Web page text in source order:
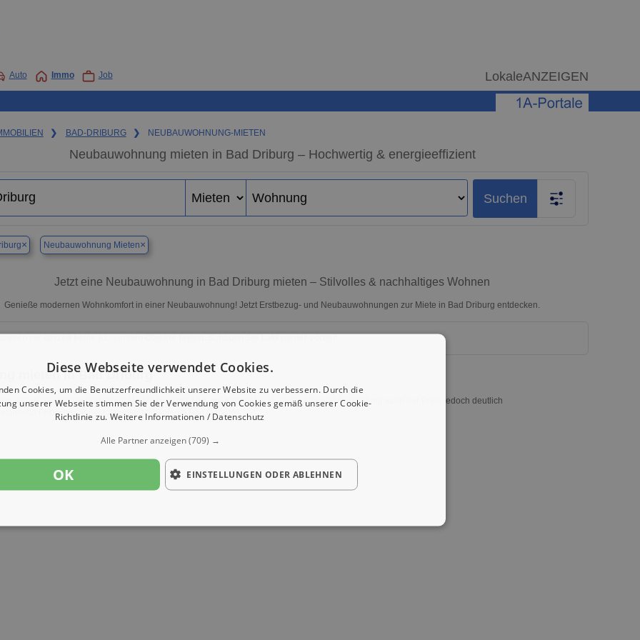
Auto Immo Job LokaleANZEIGEN
❯ BAD-DRIBURG ❯ NEUBAUWOHNUNG-MIETEN
Neubauwohnung mieten in Bad Driburg – Hochwertig & energieeffizient
Suchen
× Neubauwohnung Mieten×
Jetzt eine Neubauwohnung in Bad Driburg mieten – Stilvolles & nachhaltiges Wohnen
Genieße modernen Wohnkomfort in einer Neubauwohnung! Jetzt Erstbezug- und Neubauwohnungen zur Miete in Bad Driburg entdecken.
mieten in Bad Driburg
liegen die durchschnittlichen Mieten bei rund10 € /m²Kaltmiete. Je nach Lage und Ausstattung kann der Preis jedoch deutlich
Preisinfos findest du unter
Mietspiegel Bad Driburg
Diese Webseite verwendet Cookies.
Cookies, um die Benutzerfreundlichkeit unserer Website zu verbessern. Durch die
unserer Webseite stimmen Sie der Verwendung von Cookies gemäß unserer Cookie-
Richtlinie zu. Weitere Informationen / Datenschutz
Alle Partner anzeigen(709) →
OK EINSTELLUNGEN ODER ABLEHNEN